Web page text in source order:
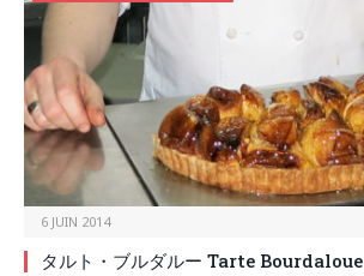
6 JUIN 2014
タルト・ブルダルー Tarte Bourdaloue